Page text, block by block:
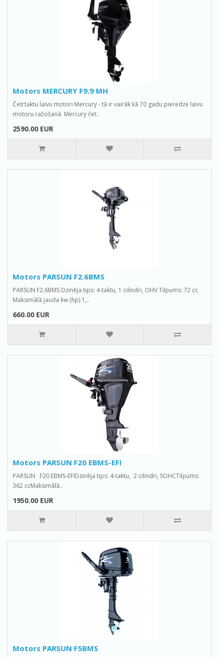
Motors MERCURY F9.9 MH
Četrtaktu laivu motori Mercury - tā ir vairāk kā 70 gadu pieredze laivu
motoru ražošanā. Mercury čet..
2590.00 EUR
Motors PARSUN F2.6BMS
PARSUN F2.6BMS Dzinēja tips: 4-taktu, 1 cilindri, OHV Tilpums: 72 cc
Maksimālā jauda kw (hp) 1,..
660.00 EUR
Motors PARSUN F20 EBMS-EFI
PARSUN F20 EBMS-EFIDzinēja tips: 4-taktu, 2 cilindri, SOHCTilpums:
362 ccMaksimālā..
1950.00 EUR
Motors PARSUN F5BMS